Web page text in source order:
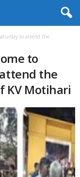
to attend the
to
the
KV Motihari